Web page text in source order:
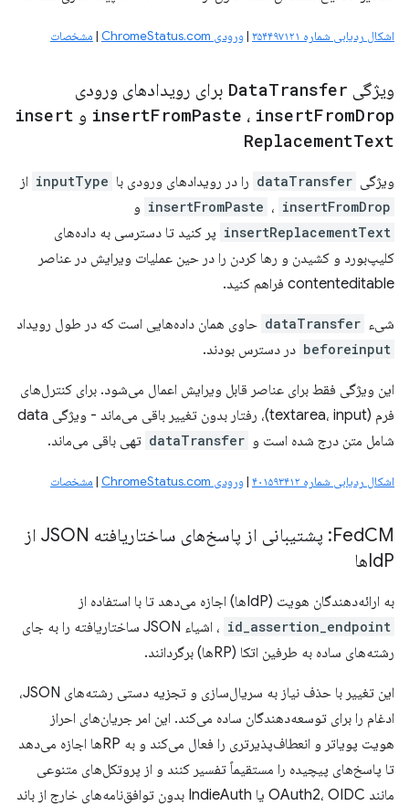
اشکال ردیابی شماره ۳۵۴۴۹۷۱۲۱ |ورودی ChromeStatus.com | مشخصات
ویژگی DataTransfer برای رویدادهای ورودی
insertFromPaste ، insertFromDrop و insert
ReplacementText
ویژگی dataTransfer را در رویدادهای ورودی با inputType از
insertFromPaste ، insertFromDrop و
insertReplacementText پر کنید تا دسترسی به داده‌های
کلیپ‌بورد و کشیدن و رها کردن را در حین عملیات ویرایش در عناصر
contenteditable فراهم کنید.
شیء dataTransfer حاوی همان داده‌هایی است که در طول رویداد
beforeinput در دسترس بودند.
این ویژگی فقط برای عناصر قابل ویرایش اعمال می‌شود. برای کنترل‌های
فرم (textarea، input)، رفتار بدون تغییر باقی می‌ماند - ویژگی data
شامل متن درج شده است و dataTransfer تهی باقی می‌ماند.
اشکال ردیابی شماره ۴۰۱۵۹۳۴۱۲ |ورودی ChromeStatus.com | مشخصات
Fed
CM: پشتیبانی از پاسخ‌های ساختاریافته JSON از
IdPها
به ارائه‌دهندگان هویت (IdPها) اجازه می‌دهد تا با استفاده از
id_assertion_endpoint
، اشیاء JSON ساختاریافته را به جای
رشته‌های ساده به طرفین اتکا (RPها) برگردانند.
این تغییر با حذف نیاز به سریال‌سازی و تجزیه دستی رشته‌های JSON،
ادغام را برای توسعه‌دهندگان ساده می‌کند. این امر جریان‌های احراز
هویت پویاتر و انعطاف‌پذیرتری را فعال می‌کند و به RPها اجازه می‌دهد
تا پاسخ‌های پیچیده را مستقیماً تفسیر کنند و از پروتکل‌های متنوعی
مانند OAuth2، OIDC یا IndieAuth بدون توافق‌نامه‌های خارج از باند